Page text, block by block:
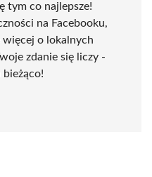
tym co najlepsze!
na Facebooku,
więcej o lokalnych
zdanie się liczy -
bieżąco!